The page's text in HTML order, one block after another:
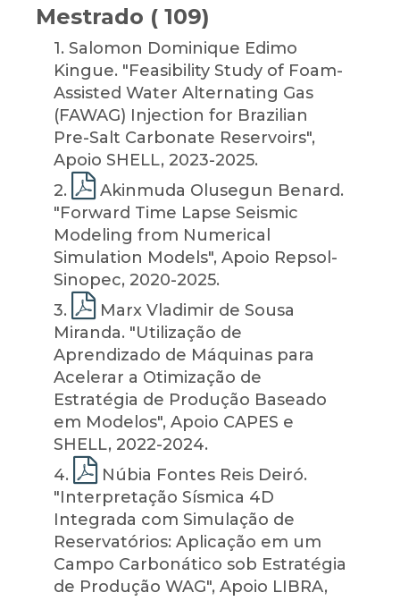
Mestrado ( 109)
1. Salomon Dominique Edimo
Kingue. "Feasibility Study of Foam-
Assisted Water Alternating Gas
(FAWAG) Injection for Brazilian
Pre-Salt Carbonate Reservoirs",
Apoio SHELL, 2023-2025.
2.
Akinmuda Olusegun Benard.
"Forward Time Lapse Seismic
Modeling from Numerical
Simulation Models", Apoio Repsol-
Sinopec, 2020-2025.
3.
Marx Vladimir de Sousa
Miranda. "Utilização de
Aprendizado de Máquinas para
Acelerar a Otimização de
Estratégia de Produção Baseado
em Modelos", Apoio CAPES e
SHELL, 2022-2024.
4.
Núbia Fontes Reis Deiró.
"Interpretação Sísmica 4D
Integrada com Simulação de
Reservatórios: Aplicação em um
Campo Carbonático sob Estratégia
de Produção WAG", Apoio LIBRA,